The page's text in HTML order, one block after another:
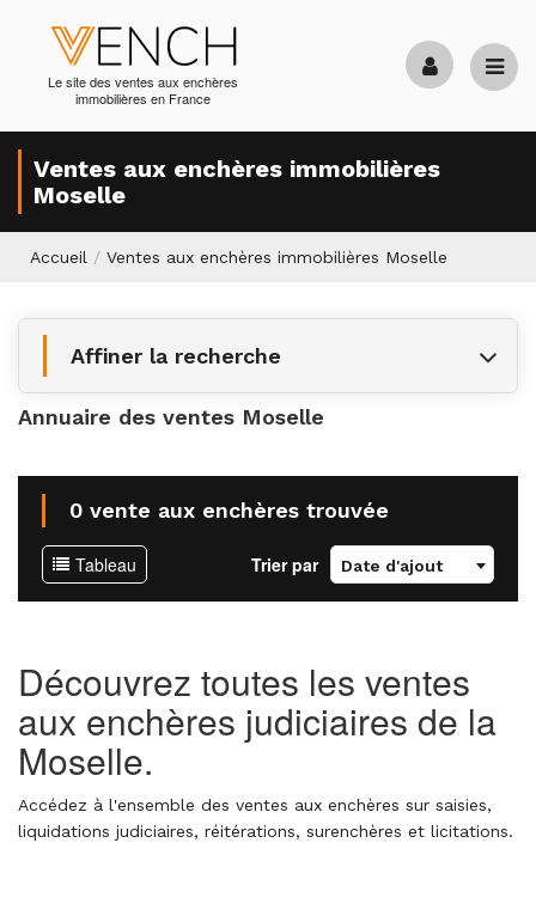
Le site des ventes aux enchères
immobilières en France
Ventes aux enchères immobilières
Moselle
Accueil / Ventes aux enchères immobilières Moselle
Affiner la recherche
Annuaire des ventes Moselle
0 vente aux enchères trouvée
Tableau Trier par Date d'ajout
Découvrez toutes les ventes
aux enchères judiciaires de la
Moselle.
Accédez à l'ensemble des ventes aux enchères sur saisies,
liquidations judiciaires, réitérations, surenchères et licitations.